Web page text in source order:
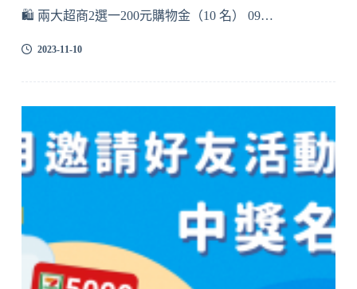
🛍️ 兩大超商2選一200元購物金（10 名） 09…
2023-11-10